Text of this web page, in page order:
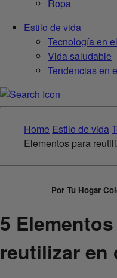
Ropa
Estilo de vida
Tecnología en
Vida saludable
Tendencias en
Home Estilo de vida
Elementos para
Por Tu Hogar
5
reutilizar en